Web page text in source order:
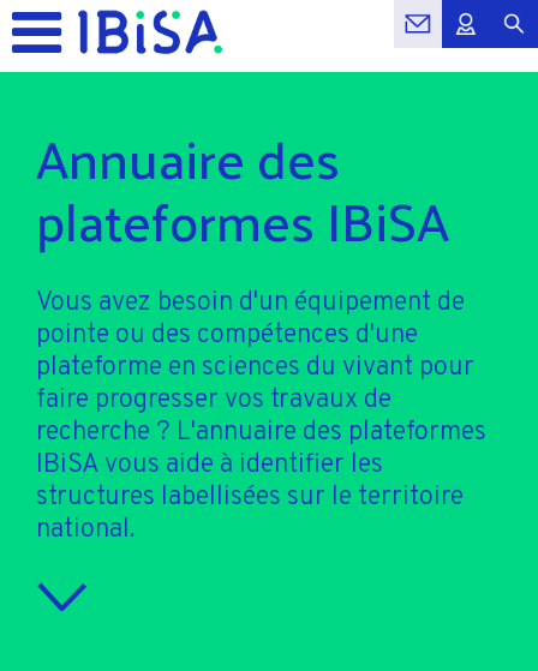
Annuaire des
plateformes IBiSA
Vous avez besoin d'un équipement de
pointe ou des compétences d'une
plateforme en sciences du vivant pour
faire progresser vos travaux de
recherche ? L'annuaire des plateformes
IBiSA vous aide à identifier les
structures labellisées sur le territoire
national.